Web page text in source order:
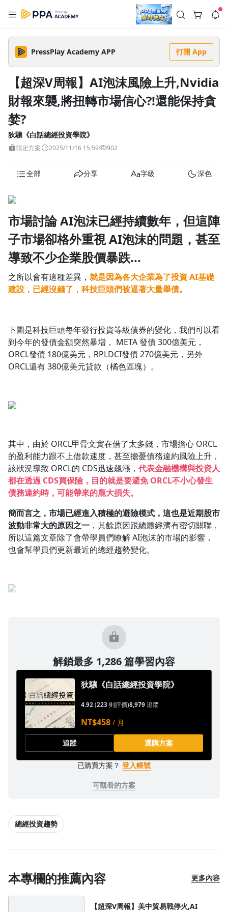
註冊領取 上千元優惠券！
公告
🌞 PPA 避暑津貼．冷氣房升級｜期間快閃活動
2% 點數回饋！🚀 酷暑來襲．偷偷在冷氣房升級 📈⭐️ 【冷氣房
進修 限時開跑】◾單筆滿 NT$2,500 現折 NT$300◾活動期間：
即日起 - 8/13（只有一週）-📣 酷暑季好康 \ 再加碼 /→ 點數回饋
無上限🔥購買任一課程 or 訂閱✅ 消費即享回饋 1% 點數✅ 滿
4 天前
查看全部
PressPlay Academy APP 打開 App
【超深V周報】AI泡沫風險上升,Nvidia
財報來襲,將扭轉市場信心?!還能保持貪
婪?
狄驤《白話總經投資學院》
限定方案 2025/11/16 15:59 902
全部 分享 字級 深色
市場討論 AI泡沫已經持續數年，但這陣
子市場卻格外重視 AI泡沫的問題，甚至
導致不少企業股價暴跌...
之所以會有這種差異， 就是因為各大企業為了投資 AI基礎
建設，已經沒錢了，科技巨頭們被逼著大量舉債。
下圖是科技巨頭每年發行投資等級債券的變化，我們可以看
到今年的發債金額突然暴增， META 發債 300億美元，
ORCL發債 180億美元，RPLDCI發債 270億美元，另外
ORCL還有 380億美元貸款（橘色區塊）。
其中，由於 ORCL甲骨文實在借了太多錢，市場擔心 ORCL
的盈利能力跟不上借款速度，甚至擔憂債務違約風險上升，
該狀況導致 ORCL的 CDS迅速飆漲， 代表金融機構與投資人
都在透過 CDS買保險，目的就是要避免 ORCL不小心發生
債務違約時，可能帶來的龐大損失。
簡而言之，市場已經進入積極的避險模式，這也是近期股市
波動非常大的原因之一 ，其餘原因跟總體經濟有密切關聯，
所以這篇文章除了會帶學員們瞭解 AI泡沫的市場的影響，
也會幫學員們更新最近的總經趨勢變化。
解鎖最多 1,286 篇學習內容
狄驤《白話總經投資學院》
4.92(223 則評價)8,979追蹤
NT$458 / 月
追蹤 選購方案
已購買方案？ 登入帳號
可觀看的方案
總經投資趨勢
本專欄的推薦內容 更多內容
【超深V周報】美中貿易戰停火,AI
--:-- --:--
播放速度
1.75x
1.25x
1.0x
0.75x
追蹤列表
沒有播放清單
返回播放器
清除全部